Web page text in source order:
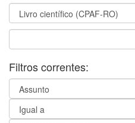
Filtros correntes: